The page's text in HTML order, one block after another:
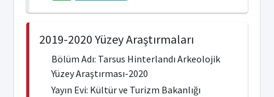
2019-2020 Yüzey Araştırmaları
Bölüm Adı: Tarsus Hinterlandı Arkeolojik
Yüzey Araştırması-2020
Yayın Evi: Kültür ve Turizm Bakanlığı